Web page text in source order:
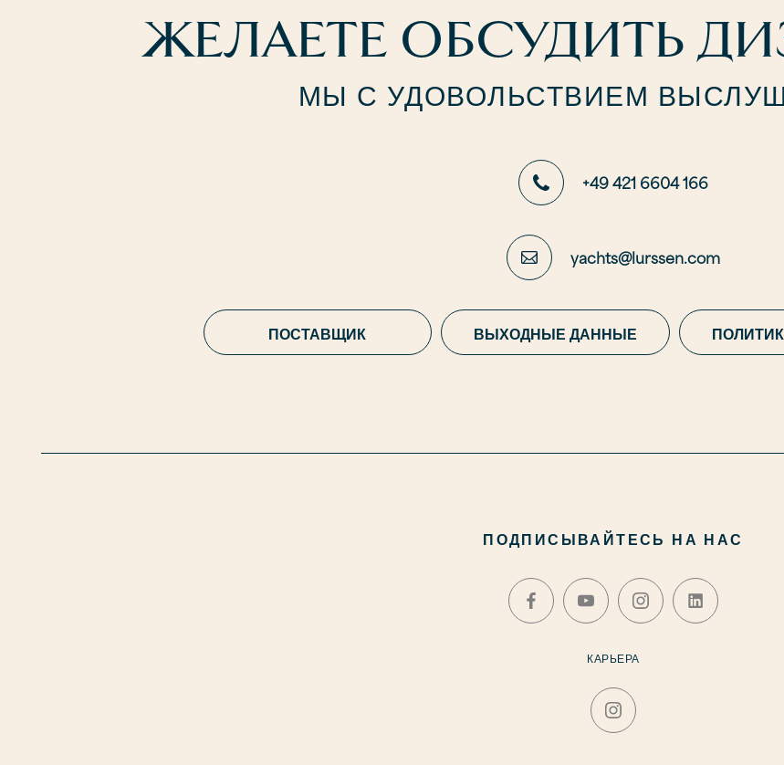
ЖЕЛАЕТЕ ОБСУДИТЬ
МЫ С УДОВОЛЬСТВИЕМ
+49 421 6604 166
yachts@lurssen.com
ПОСТАВЩИК ВЫХОДНЫЕ ДАННЫЕ
ПОДПИСЫВАЙТЕСЬ НА НАС
КАРЬЕРА